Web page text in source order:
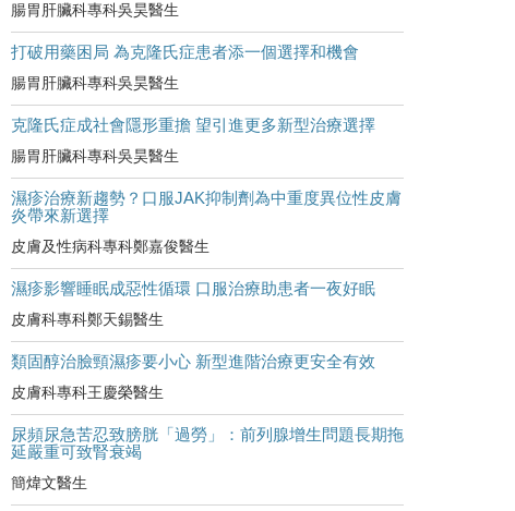
腸胃肝臟科專科吳昊醫生
打破用藥困局 為克隆氏症患者添一個選擇和機會
腸胃肝臟科專科吳昊醫生
克隆氏症成社會隱形重擔 望引進更多新型治療選擇
腸胃肝臟科專科吳昊醫生
濕疹治療新趨勢？口服JAK抑制劑為中重度異位性皮膚
炎帶來新選擇
皮膚及性病科專科鄭嘉俊醫生
濕疹影響睡眠成惡性循環 口服治療助患者一夜好眠
皮膚科專科鄭天錫醫生
類固醇治臉頸濕疹要小心 新型進階治療更安全有效
皮膚科專科王慶榮醫生
尿頻尿急苦忍致膀胱「過勞」：前列腺增生問題長期拖
延嚴重可致腎衰竭
簡煒文醫生